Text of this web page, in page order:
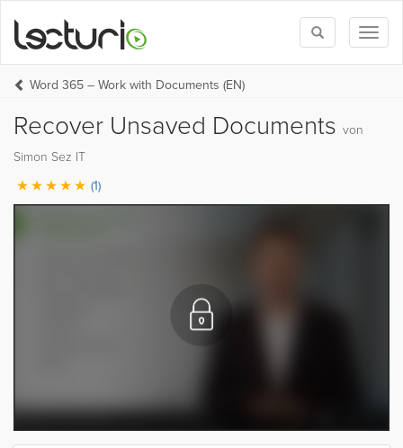
Toggle
search
Word 365 – Work with Documents (EN)
Recover Unsaved Documents von
Simon Sez IT
(1)